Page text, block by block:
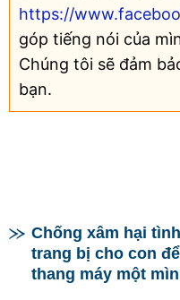
https://
góp tiếng nói của
Chúng tôi sẽ đảm
bạn.
Chống xâm hại
trang bị cho con
thang máy một